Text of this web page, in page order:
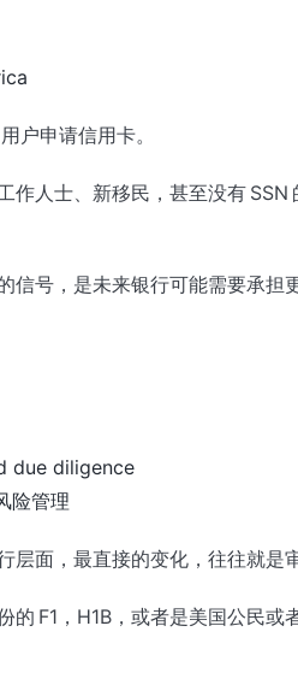
户申请信用卡。
作人士、新移民，甚至没有
信号，是未来银行可能需要承担
due diligence
险管理
层面，最直接的变化，往往就是
的 F1，H1B，或者是美国公民或